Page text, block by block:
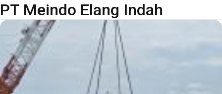
PT Meindo Elang Indah